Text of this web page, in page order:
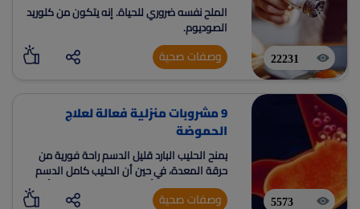
22231
الملح نفسه ضروري للحياة. إنه يتكون من كلوريد
الصوديوم.
وصفات صحية
5573
9 مشروبات منزلية فعالة لعلاج
الحموضة
يمنح الحليب البارد قليل الدسم راحة فورية من
حرقة المعدة، في حين أن الحليب كامل الدسم
يحتوي على نسبة أكبر من الدهون ويمكن أن
يؤدي إلى تفاقم ارتداد الحمض.
وصفات صحية